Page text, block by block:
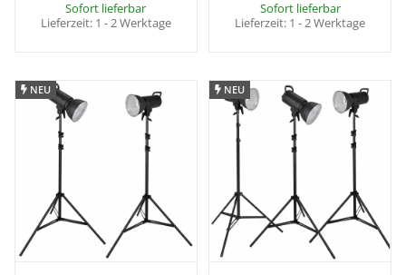
Sofort lieferbar
Lieferzeit: 1 - 2 Werktage
Sofort lieferbar
Lieferzeit: 1 - 2 Werktage
NEU
NEU NEU
NEU